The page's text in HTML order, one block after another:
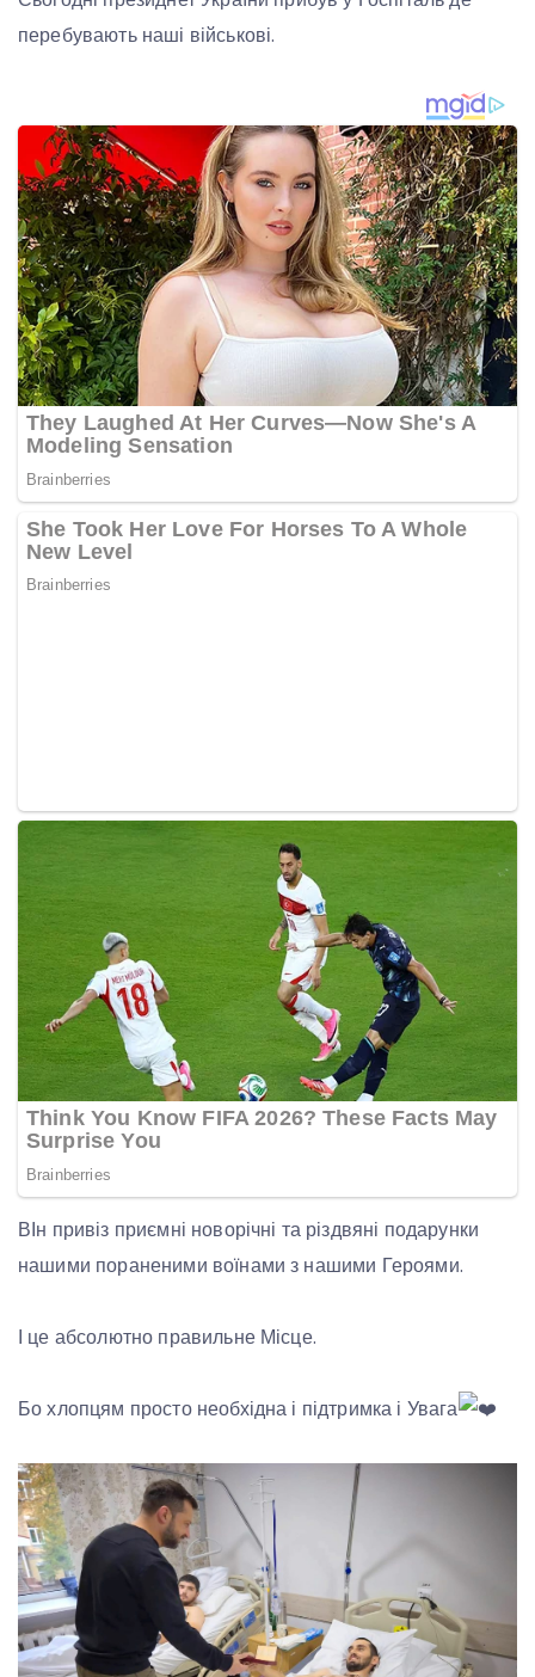
перебувають наші військові.
ВІн привіз приємні новорічні та різдвяні подарунки
нашими пораненими воїнами з нашими Героями.
І це абсолютно правильне Місце.
Бо хлопцям просто необхідна і підтримка і Увага